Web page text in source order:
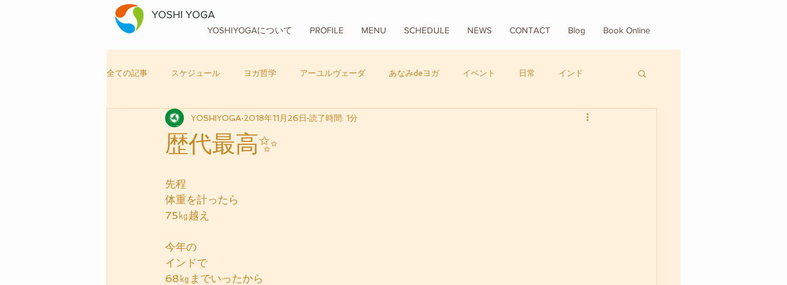
YOSHI YOGA
YOSHIYOGAについて PROFILE MENU SCHEDULE NEWS CONTACT Blog Book Online
全ての記事 スケジュール ヨガ哲学 アーユルヴェーダ あなみdeヨガ イベント 日常 インド
自律神経メンテナンス ヨガ フード バリ
歴代最高✨
YOSHIYOGA 2018年11月26日 読了時間: 1分
先程
体重を計ったら
75㎏越え
今年の
インドで
68㎏までいったから